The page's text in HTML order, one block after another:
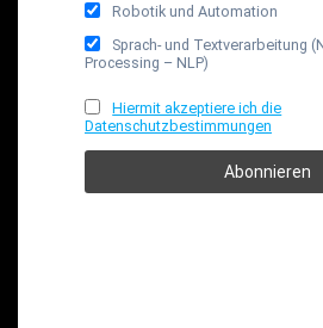
Robotik und Automation
Sprach- und Textverarbeitung
Processing – NLP)
Hiermit akzeptiere ich die
Datenschutzbestimmungen